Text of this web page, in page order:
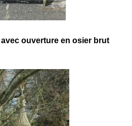
ouverture en osier brut